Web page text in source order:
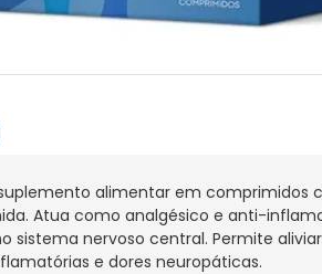
alimentar em comprimidos
Atua como analgésico e anti-
sistema nervoso central. Permite
e dores neuropáticas.